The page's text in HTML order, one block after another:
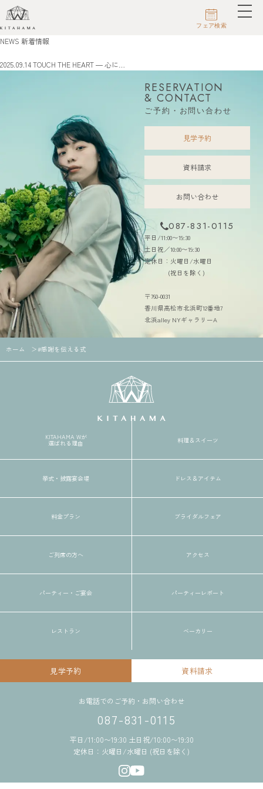
NEWS 新着情報
2025.09.14TOUCH THE HEART ― 心に…
RESERVATION
& CONTACT
ご予約・お問い合わせ
見学予約
資料請求
お問い合わせ
087-831-0115
平日/11:00〜19:30
土日祝／10:00〜19:30
定休日：火曜日/水曜日
(祝日を除く)
〒760-0031
香川県高松市北浜町12番地7
北浜alley NYギャラリーA
ホーム #感謝を伝える式
KITAHAMA Wが
選ばれる理由 料理＆スイーツ
挙式・披露宴会場 ドレス＆アイテム
料金プラン ブライダルフェア
ご列席の方へ アクセス
パーティー・ご宴会 パーティーレポート
レストラン ベーカリー
見学予約 資料請求
お電話でのご予約・お問い合わせ
087-831-0115
平日/11:00〜19:30 土日祝/10:00〜19:30
定休日：火曜日/水曜日 (祝日を除く)